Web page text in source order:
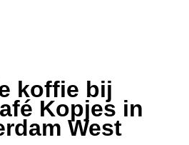
koffie bij
Kopjes in
West